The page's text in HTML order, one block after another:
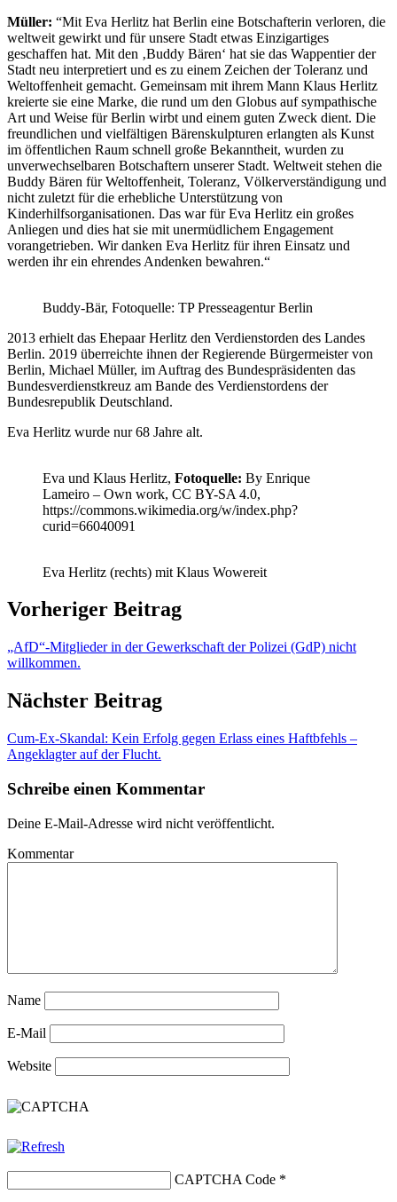
Müller: “Mit Eva Herlitz hat Berlin eine Botschafterin verloren, die
weltweit gewirkt und für unsere Stadt etwas Einzigartiges
geschaffen hat. Mit den ‚Buddy Bären‘ hat sie das Wappentier der
Stadt neu interpretiert und es zu einem Zeichen der Toleranz und
Weltoffenheit gemacht. Gemeinsam mit ihrem Mann Klaus Herlitz
kreierte sie eine Marke, die rund um den Globus auf sympathische
Art und Weise für Berlin wirbt und einem guten Zweck dient. Die
freundlichen und vielfältigen Bärenskulpturen erlangten als Kunst
im öffentlichen Raum schnell große Bekanntheit, wurden zu
unverwechselbaren Botschaftern unserer Stadt. Weltweit stehen die
Buddy Bären für Weltoffenheit, Toleranz, Völkerverständigung und
nicht zuletzt für die erhebliche Unterstützung von
Kinderhilfsorganisationen. Das war für Eva Herlitz ein großes
Anliegen und dies hat sie mit unermüdlichem Engagement
vorangetrieben. Wir danken Eva Herlitz für ihren Einsatz und
werden ihr ein ehrendes Andenken bewahren.“
Buddy-Bär, Fotoquelle: TP Presseagentur Berlin
2013 erhielt das Ehepaar Herlitz den Verdienstorden des Landes
Berlin. 2019 überreichte ihnen der Regierende Bürgermeister von
Berlin, Michael Müller, im Auftrag des Bundespräsidenten das
Bundesverdienstkreuz am Bande des Verdienstordens der
Bundesrepublik Deutschland.
Eva Herlitz wurde nur 68 Jahre alt.
Eva und Klaus Herlitz, Fotoquelle: By Enrique
Lameiro – Own work, CC BY-SA 4.0,
https://commons.wikimedia.org/w/index.php?
curid=66040091
Eva Herlitz (rechts) mit Klaus Wowereit
Vorheriger Beitrag
„AfD“-Mitglieder in der Gewerkschaft der Polizei (GdP) nicht
willkommen.
Nächster Beitrag
Cum-Ex-Skandal: Kein Erfolg gegen Erlass eines Haftbfehls –
Angeklagter auf der Flucht.
Schreibe einen Kommentar
Deine E-Mail-Adresse wird nicht veröffentlicht.
Kommentar
Name
E-Mail
Website
CAPTCHA Code *